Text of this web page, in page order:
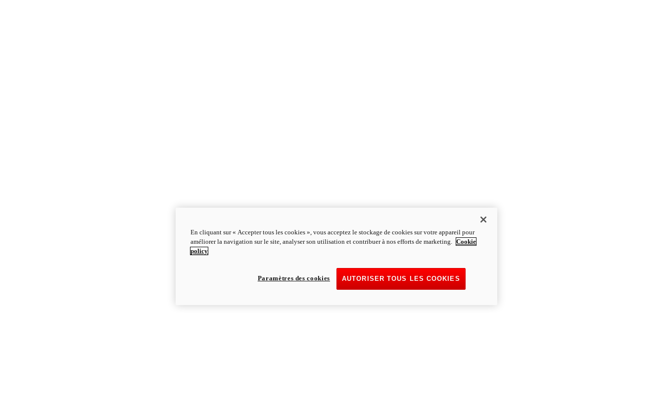
En cliquant sur « Accepter tous les cookies », vous acceptez le stockage de cookies sur votre appareil pour
améliorer la navigation sur le site, analyser son utilisation et contribuer à nos efforts de marketing. Cookie
policy
AUTORISER TOUS LES COOKIES
Paramètres des cookies